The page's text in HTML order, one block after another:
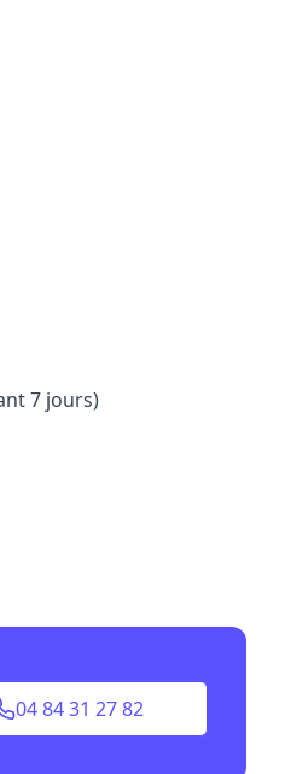
7 jours)
04 84 31 27 82